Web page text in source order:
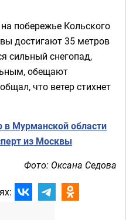
побережье Кольского
достигают 35 метров
сильный снегопад,
обещают
что ветер стихнет
в Мурманской области
из Москвы
Фото: Оксана Седова